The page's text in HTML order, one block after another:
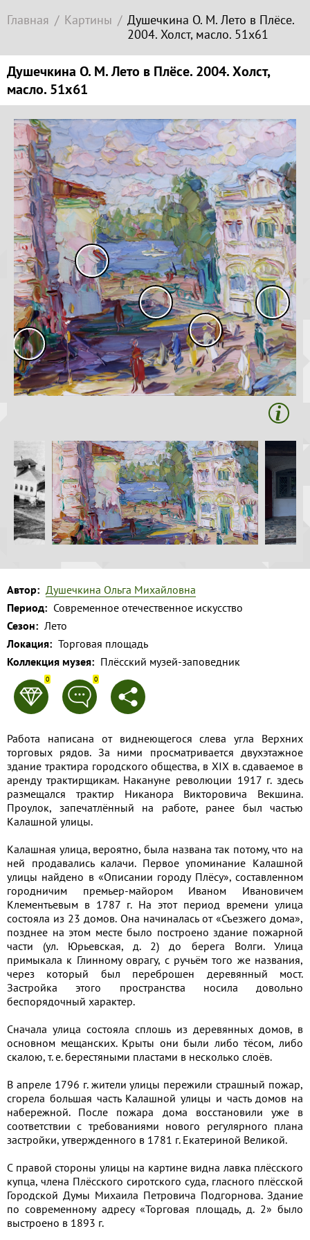
Главная Картины
Душечкина О. М. Лето в Плёсе.
2004. Холст, масло. 51х61
Душечкина О. М. Лето в Плёсе. 2004. Холст,
масло. 51х61
Автор: Душечкина Ольга Михайловна
Период: Современное отечественное искусство
Сезон: Лето
Локация: Торговая площадь
Коллекция музея: Плёсский музей-заповедник
0 0
Работа написана от виднеющегося слева угла Верхних
торговых рядов. За ними просматривается двухэтажное
здание трактира городского общества, в XIX в. сдаваемое в
аренду трактирщикам. Накануне революции 1917 г. здесь
размещался трактир Никанора Викторовича Векшина.
Проулок, запечатлённый на работе, ранее был частью
Калашной улицы.
Калашная улица, вероятно, была названа так потому, что на
ней продавались калачи. Первое упоминание Калашной
улицы найдено в «Описании городу Плёсу», составленном
городничим премьер-майором Иваном Ивановичем
Клементьевым в 1787 г. На этот период времени улица
состояла из 23 домов. Она начиналась от «Съезжего дома»,
позднее на этом месте было построено здание пожарной
части (ул. Юрьевская, д. 2) до берега Волги. Улица
примыкала к Глинному оврагу, с ручьём того же названия,
через который был переброшен деревянный мост.
Застройка этого пространства носила довольно
беспорядочный характер.
Сначала улица состояла сплошь из деревянных домов, в
основном мещанских. Крыты они были либо тёсом, либо
скалою, т. е. берестяными пластами в несколько слоёв.
В апреле 1796 г. жители улицы пережили страшный пожар,
сгорела большая часть Калашной улицы и часть домов на
набережной. После пожара дома восстановили уже в
соответствии с требованиями нового регулярного плана
застройки, утвержденного в 1781 г. Екатериной Великой.
С правой стороны улицы на картине видна лавка плёсского
купца, члена Плёсского сиротского суда, гласного плёсской
Городской Думы Михаила Петровича Подгорнова. Здание
по современному адресу «Торговая площадь, д. 2» было
выстроено в 1893 г.
ссылку
Копировать
Копируйте
координаты
места
Копировать
зарубежное
искусство
Локация
гора
Гора
Левитана
Заречье
Набережная
Торговая
площадь
Верхний
Плёс
Волга и
левый берег
Время
года на
картине
Весна
Лето
Осень
Коллекция
музея
Музей
Сбросить